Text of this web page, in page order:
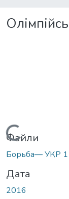
Вантажиться...
Файли
Борьба— УКР
Дата
2016